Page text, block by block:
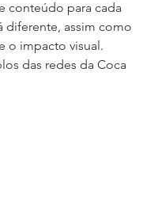
diferente, assim como
o impacto visual.
das redes da Coca